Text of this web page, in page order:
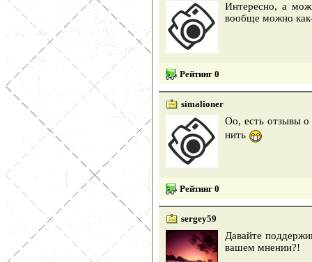
Интересно, а
вообще можно
Рейтинг 0
simalioner
Оо, есть отзывы
нить
Рейтинг 0
sergey59
Давайте
вашем мнении?!